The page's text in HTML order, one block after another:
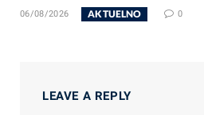
06/08/2026 AKTUELNO 0
LEAVE A REPLY